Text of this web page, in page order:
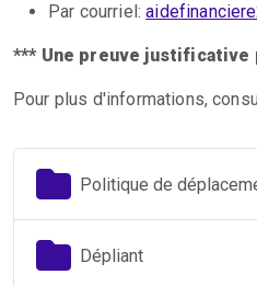
Par courriel:
*** Une preuve justificative
Pour plus d'informations,
Politique de
Dépliant